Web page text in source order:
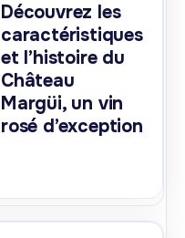
Découvrez les
caractéristiques
et l’histoire du
Château
Margüi, un vin
rosé d’exception